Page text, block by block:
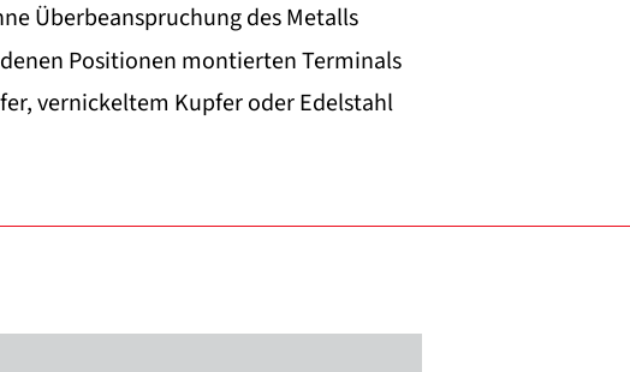
Überbeanspruchung des Metalls
Positionen montierten Terminals
vernickeltem Kupfer oder Edelstahl